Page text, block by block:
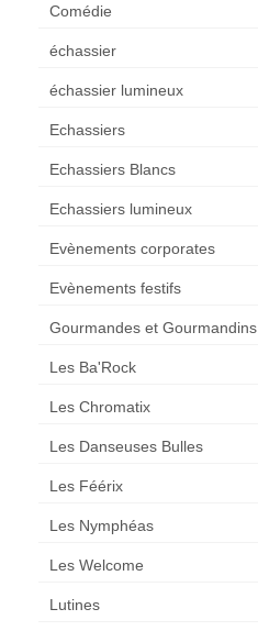
Comédie
échassier
échassier lumineux
Echassiers
Echassiers Blancs
Echassiers lumineux
Evènements corporates
Evènements festifs
Gourmandes et Gourmandins
Les Ba'Rock
Les Chromatix
Les Danseuses Bulles
Les Féérix
Les Nymphéas
Les Welcome
Lutines